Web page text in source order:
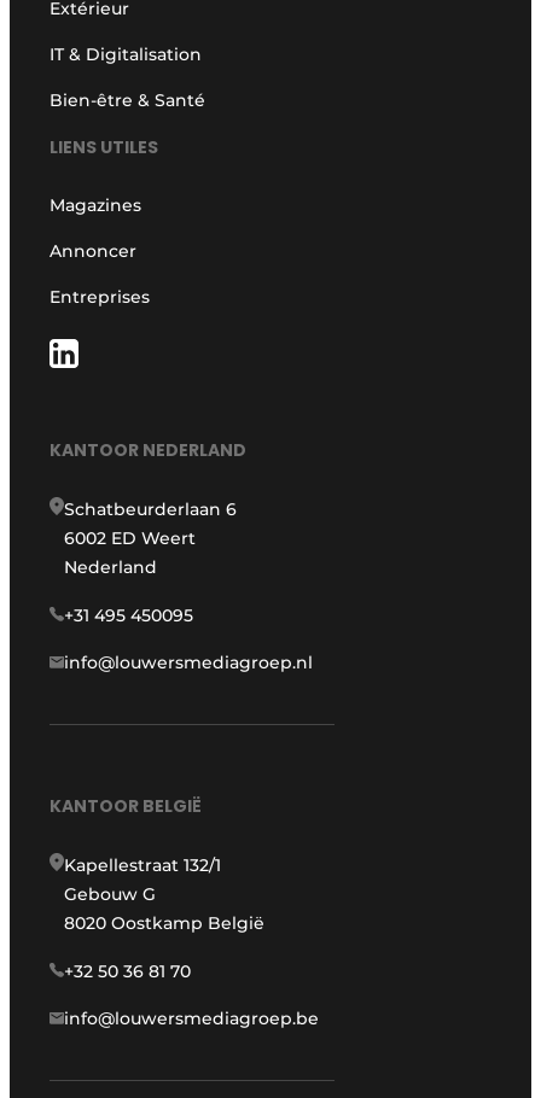
Extérieur
IT & Digitalisation
Bien-être & Santé
LIENS UTILES
Magazines
Annoncer
Entreprises
KANTOOR NEDERLAND
Schatbeurderlaan 6
6002 ED Weert
Nederland
+31 495 450095
info@louwersmediagroep.nl
KANTOOR BELGIË
Kapellestraat 132/1
Gebouw G
8020 Oostkamp België
+32 50 36 81 70
info@louwersmediagroep.be